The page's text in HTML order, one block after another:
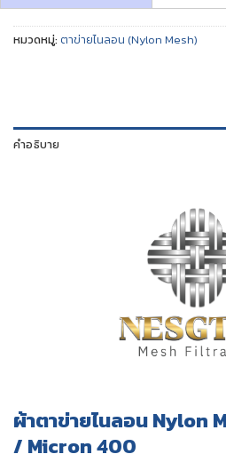
หมวดหมู่: ตาข่ายไนลอน (Nylon Mesh)
คำอธิบาย
ผ้าตาข่ายไนลอน Nylon
/ Micron 400